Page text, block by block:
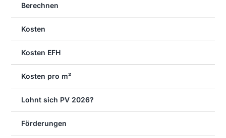
Berechnen
Kosten
Kosten EFH
Kosten pro m²
Lohnt sich PV 2026?
Förderungen